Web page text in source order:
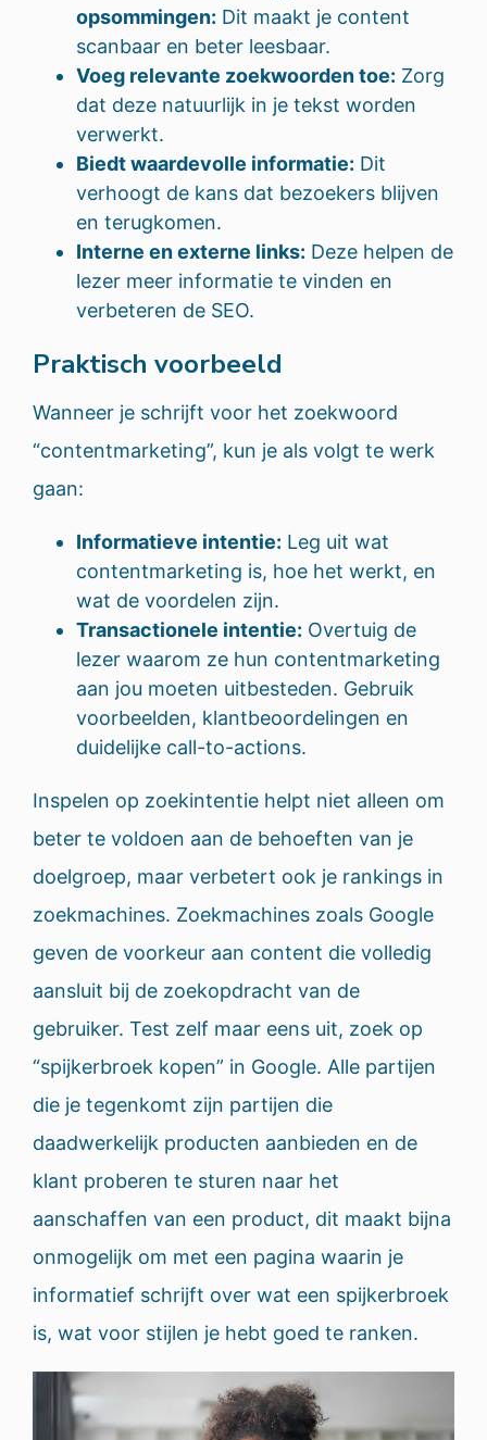
opsommingen: Dit maakt je content
scanbaar en beter leesbaar.
Voeg relevante zoekwoorden toe: Zorg
dat deze natuurlijk in je tekst worden
verwerkt.
Biedt waardevolle informatie: Dit
verhoogt de kans dat bezoekers blijven
en terugkomen.
Interne en externe links: Deze helpen de
lezer meer informatie te vinden en
verbeteren de SEO.
Praktisch voorbeeld
Wanneer je schrijft voor het zoekwoord
“contentmarketing”, kun je als volgt te werk
gaan:
Informatieve intentie: Leg uit wat
contentmarketing is, hoe het werkt, en
wat de voordelen zijn.
Transactionele intentie: Overtuig de
lezer waarom ze hun contentmarketing
aan jou moeten uitbesteden. Gebruik
voorbeelden, klantbeoordelingen en
duidelijke call-to-actions.
Inspelen op zoekintentie helpt niet alleen om
beter te voldoen aan de behoeften van je
doelgroep, maar verbetert ook je rankings in
zoekmachines. Zoekmachines zoals Google
geven de voorkeur aan content die volledig
aansluit bij de zoekopdracht van de
gebruiker. Test zelf maar eens uit, zoek op
“spijkerbroek kopen” in Google. Alle partijen
die je tegenkomt zijn partijen die
daadwerkelijk producten aanbieden en de
klant proberen te sturen naar het
aanschaffen van een product, dit maakt bijna
onmogelijk om met een pagina waarin je
informatief schrijft over wat een spijkerbroek
is, wat voor stijlen je hebt goed te ranken.